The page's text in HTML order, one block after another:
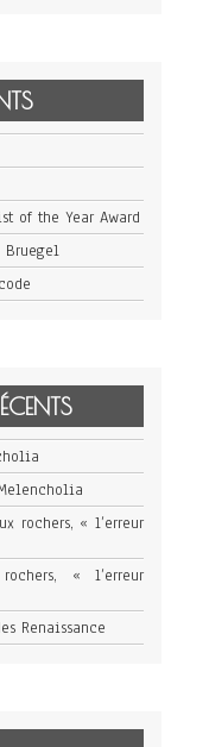
of the Year Award
Bruegel
rochers, « l’erreur
« l’erreur
Renaissance